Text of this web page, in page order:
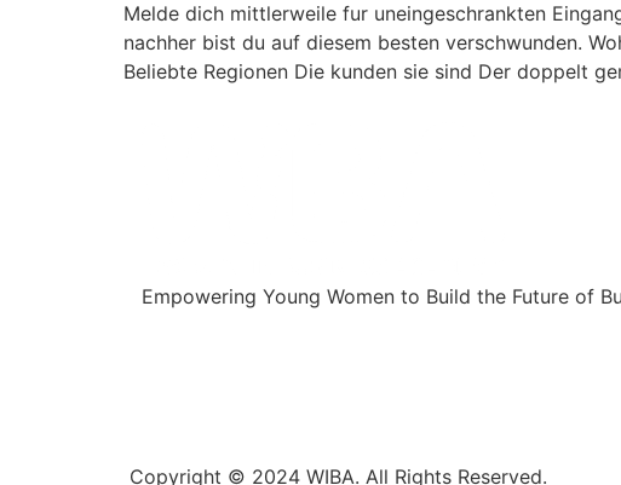
Melde dich mittlerweile fur uneingeschrankten
nachher bist du auf diesem besten verschwunden.
Beliebte Regionen Die kunden sie sind Der doppelt
Empowering Young Women to Build the Future of
Copyright © 2024 WIBA. All Rights Reserved.